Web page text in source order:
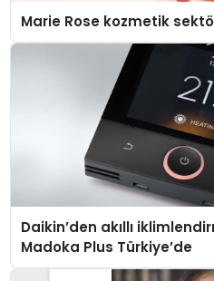
Marie Rose kozmetik
Daikin’den akıllı
Madoka Plus Türkiye’de